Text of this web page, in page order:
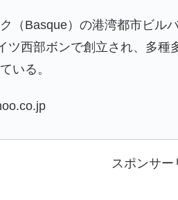
（Basque）の港湾都市ビル
ツ西部ボンで創立され、多
いる。
スポンサー